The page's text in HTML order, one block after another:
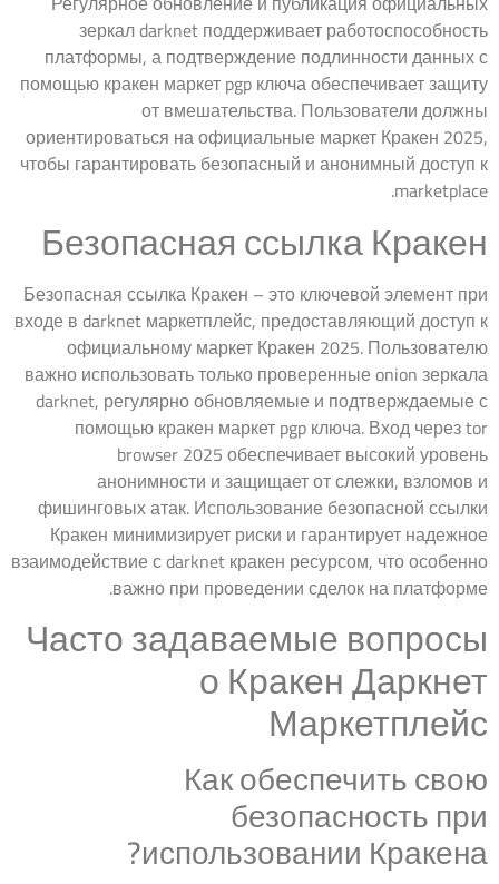
зеркал darknet поддерживает работоспособность
платформы, а подтверждение подлинности данных с
помощью кракен маркет pgp ключа обеспечивает защиту
от вмешательства. Пользователи должны
ориентироваться на официальные маркет Кракен 2025,
чтобы гарантировать безопасный и анонимный доступ к
marketplace.
Безопасная ссылка Кракен
Безопасная ссылка Кракен – это ключевой элемент при
входе в darknet маркетплейс, предоставляющий доступ к
официальному маркет Кракен 2025. Пользователю
важно использовать только проверенные onion зеркала
darknet, регулярно обновляемые и подтверждаемые с
помощью кракен маркет pgp ключа. Вход через tor
browser 2025 обеспечивает высокий уровень
анонимности и защищает от слежки, взломов и
фишинговых атак. Использование безопасной ссылки
Кракен минимизирует риски и гарантирует надежное
взаимодействие с darknet кракен ресурсом, что особенно
важно при проведении сделок на платформе.
Часто задаваемые вопросы
о Кракен Даркнет
Маркетплейс
Как обеспечить свою
безопасность при
использовании Кракена?